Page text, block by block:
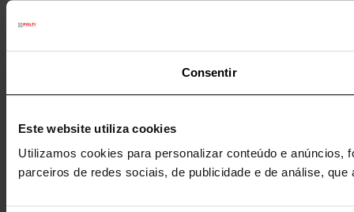
Consentir
Este website utiliza cookies
Utilizamos cookies para personalizar conteúdo e
parceiros de redes sociais, de publicidade e de análise,